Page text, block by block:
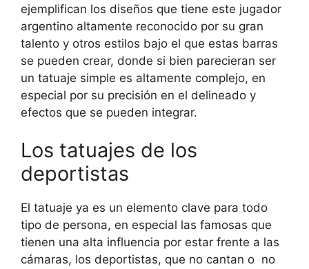
ejemplifican los diseños que tiene este jugador
argentino altamente reconocido por su gran
talento y otros estilos bajo el que estas barras
se pueden crear, donde si bien parecieran ser
un tatuaje simple es altamente complejo, en
especial por su precisión en el delineado y
efectos que se pueden integrar.
Los tatuajes de los
deportistas
El tatuaje ya es un elemento clave para todo
tipo de persona, en especial las famosas que
tienen una alta influencia por estar frente a las
cámaras, los deportistas, que no cantan o no